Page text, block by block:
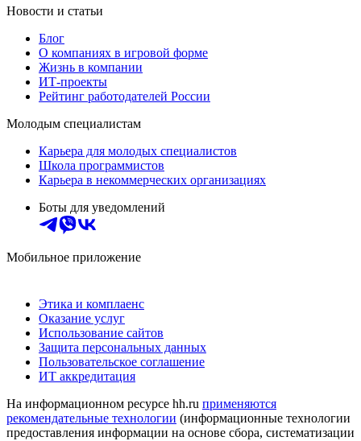
Новости и статьи
Блог
О компаниях в игровой форме
Жизнь в компании
ИТ-проекты
Рейтинг работодателей России
Молодым специалистам
Карьера для молодых специалистов
Школа программистов
Карьера в некоммерческих организациях
Боты для уведомлений
Мобильное приложение
Этика и комплаенс
Оказание услуг
Использование сайтов
Защита персональных данных
Пользовательское соглашение
ИТ аккредитация
На информационном ресурсе hh.ru применяются
рекомендательные технологии (информационные технологии
предоставления информации на основе сбора, систематизации